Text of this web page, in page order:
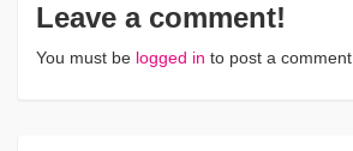
Leave a comment!
You must be logged in to post a comment.